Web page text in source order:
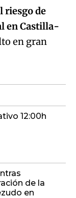
riesgo de
en Castilla-
en gran
12:00h
de la
en